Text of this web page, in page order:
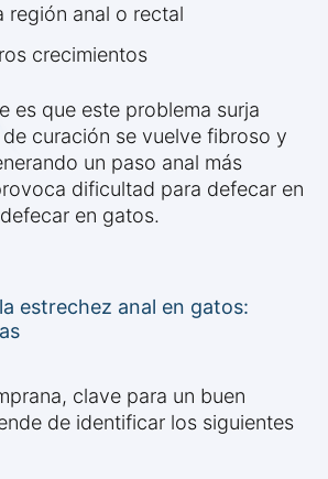
región anal o rectal
crecimientos
es que este problema surja
curación se vuelve fibroso y
un paso anal más
dificultad para defecar en
en gatos.
estrechez anal en gatos:
clave para un buen
de identificar los siguientes